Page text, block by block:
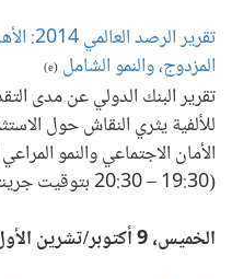
تقرير
المزدوج، والنمو الشامل (e)
تقرير البنك الدولي عن مدى
للألفية يثري النقاش حول
(19:30 – 20:30 بتوقيت جرينتش) endpoverty#
الخميس، 9 أكتوبر/تشرين الأول